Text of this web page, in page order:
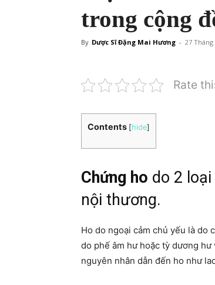
trong cộng
By Dược Sĩ Đặng Mai Hương - 27 Tháng
Rate
Contents [hide]
Chứng ho do 2
nội thương.
Ho do ngoại cảm chủ yếu là do
do phế âm hư hoặc tỳ dương
nguyên nhân dẫn đến ho như